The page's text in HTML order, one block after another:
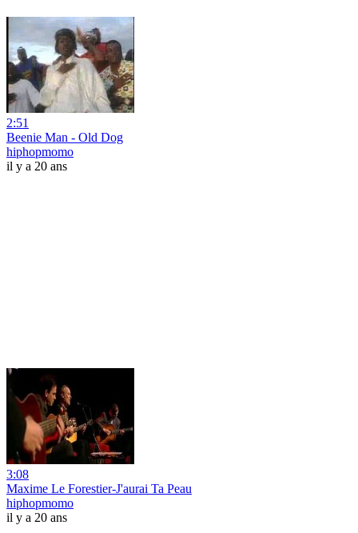
2:51
Beenie Man - Old Dog
hiphopmomo
il y a 20 ans
3:08
Maxime Le Forestier-J'aurai Ta Peau
hiphopmomo
il y a 20 ans